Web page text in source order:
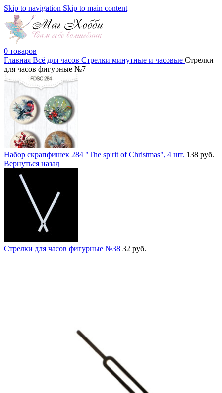
Skip to navigation Skip to main content
0 товаров
Главная Всё для часов Стрелки минутные и часовые Стрелки
для часов фигурные №7
Набор скрапфишек 284 "The spirit of Christmas", 4 шт. 138 руб.
Вернуться назад
Стрелки для часов фигурные №38 32 руб.